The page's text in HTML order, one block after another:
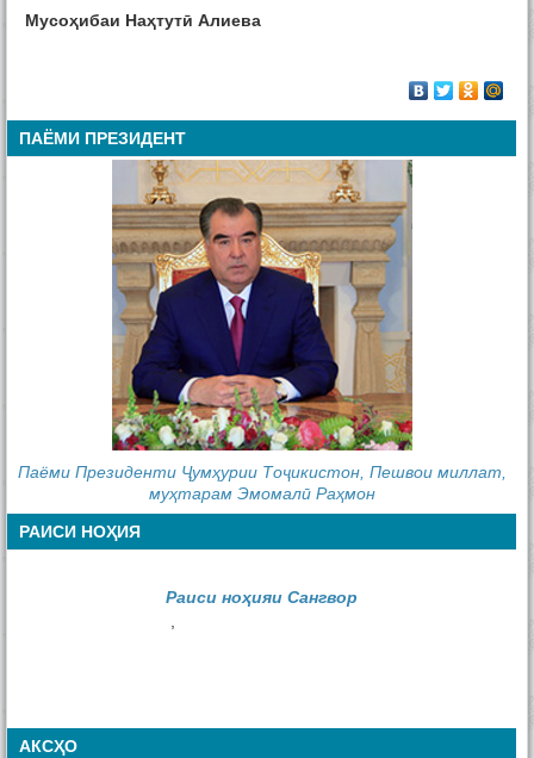
Мусоҳибаи Наҳтутӣ Алиева
ПАЁМИ ПРЕЗИДЕНТ
Паёми Президенти Ҷумҳурии Тоҷикистон, Пешвои миллат,
муҳтарам Эмомалӣ Раҳмон
РАИСИ НОҲИЯ
Раиси ноҳияи Сангвор
АКСҲО